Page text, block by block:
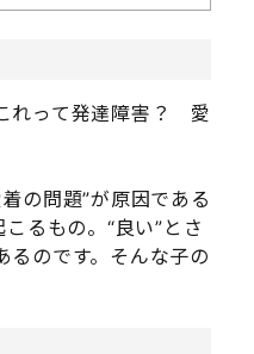
れって発達障害？ 愛
の問題”が原因である
るもの。“良い”とさ
るのです。そんな子の